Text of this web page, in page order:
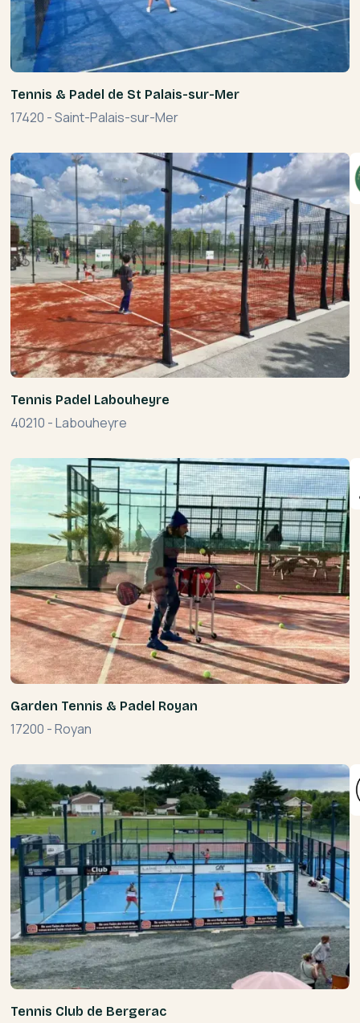
Tennis & Padel de St Palais-sur-Mer
17420 -Saint-Palais-sur-Mer
Tennis Padel Labouheyre
40210 -Labouheyre
Garden Tennis & Padel Royan
17200 -Royan
Tennis Club de Bergerac